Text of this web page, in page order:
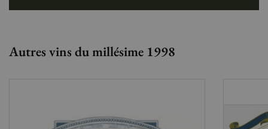
Autres vins du millésime 1998